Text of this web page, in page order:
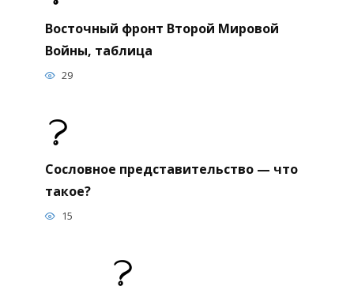
Восточный фронт Второй Мировой
Войны, таблица
29
Сословное представительство — что
такое?
15